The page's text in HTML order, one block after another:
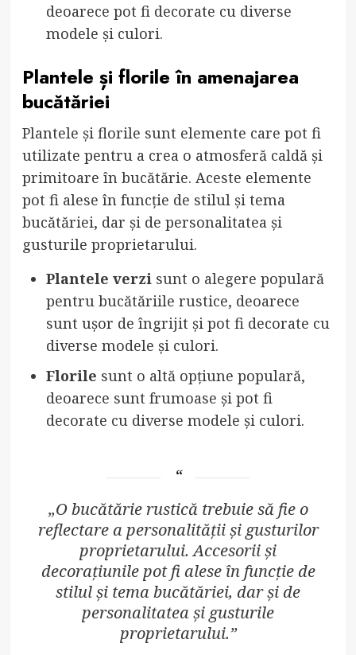
deoarece pot fi decorate cu diverse
modele și culori.
Plantele și florile în amenajarea
bucătăriei
Plantele și florile sunt elemente care pot fi
utilizate pentru a crea o atmosferă caldă și
primitoare în bucătărie. Aceste elemente
pot fi alese în funcție de stilul și tema
bucătăriei, dar și de personalitatea și
gusturile proprietarului.
Plantele verzisunt o alegere populară
pentru bucătăriile rustice, deoarece
sunt ușor de îngrijit și pot fi decorate cu
diverse modele și culori.
Florile sunt o altă opțiune populară,
deoarece sunt frumoase și pot fi
decorate cu diverse modele și culori.
„O bucătărie rustică trebuie să fie o
reflectare a personalității și gusturilor
proprietarului. Accesorii și
decorațiunile pot fi alese în funcție de
stilul și tema bucătăriei, dar și de
personalitatea și gusturile
proprietarului.”